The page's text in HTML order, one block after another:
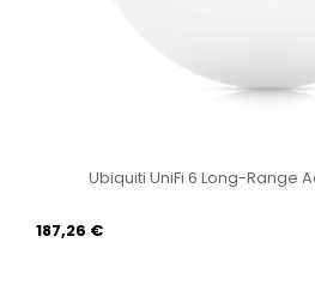
Ubiquiti UniFi 6 Long-Range
187,26 €